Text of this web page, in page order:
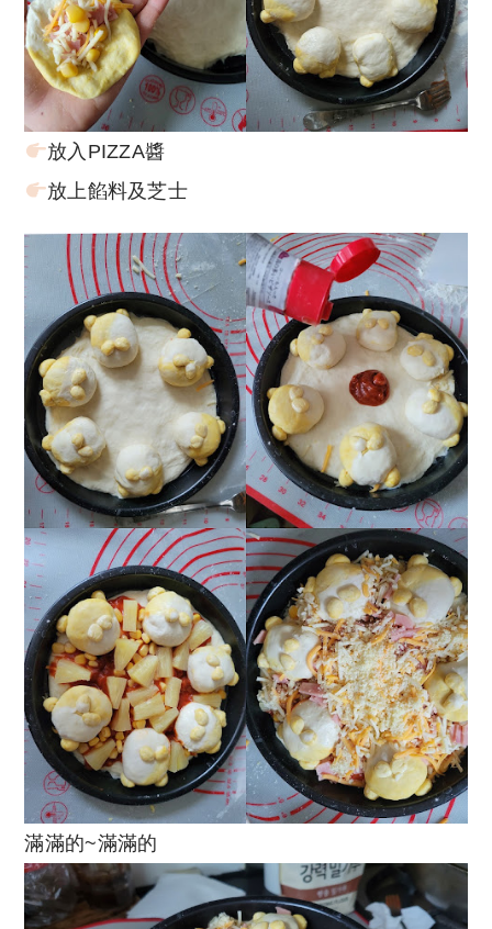
放入PIZZA醬
放上餡料及芝士
滿滿的~滿滿的